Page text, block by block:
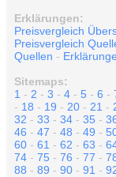
Erklärungen:
Preisvergleich
Preisvergleich
Quellen -
Sitemaps:
1 - 2 - 3 - 4 - 5 - 6 -
- 18 - 19 - 20 - 21 -
32 - 33 - 34 - 35 -
46 - 47 - 48 - 49 -
60 - 61 - 62 - 63 -
74 - 75 - 76 - 77 -
88 - 89 - 90 - 91 -